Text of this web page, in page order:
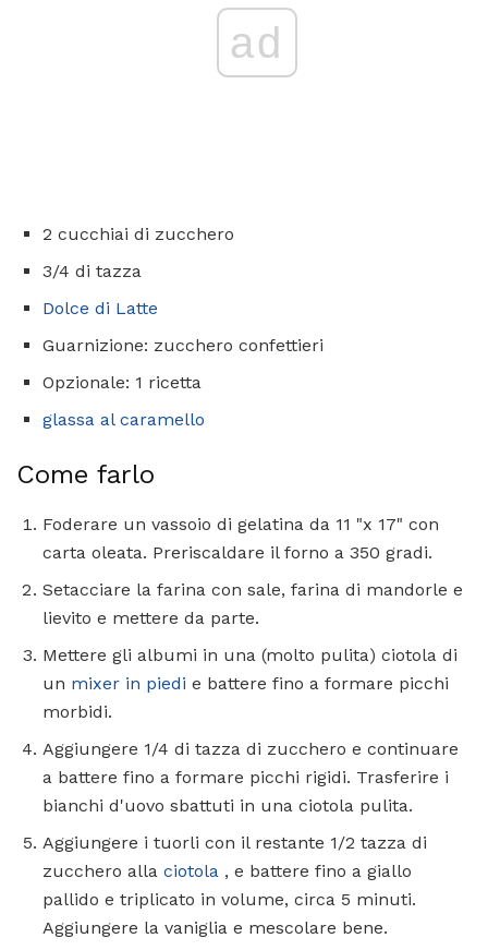
ad
2 cucchiai di zucchero
3/4 di tazza
Dolce di Latte
Guarnizione: zucchero confettieri
Opzionale: 1 ricetta
glassa al caramello
Come farlo
Foderare un vassoio di gelatina da 11 "x 17" con
carta oleata. Preriscaldare il forno a 350 gradi.
Setacciare la farina con sale, farina di mandorle e
lievito e mettere da parte.
Mettere gli albumi in una (molto pulita) ciotola di
un mixer in piedi e battere fino a formare picchi
morbidi.
Aggiungere 1/4 di tazza di zucchero e continuare
a battere fino a formare picchi rigidi. Trasferire i
bianchi d'uovo sbattuti in una ciotola pulita.
Aggiungere i tuorli con il restante 1/2 tazza di
zucchero alla ciotola , e battere fino a giallo
pallido e triplicato in volume, circa 5 minuti.
Aggiungere la vaniglia e mescolare bene.